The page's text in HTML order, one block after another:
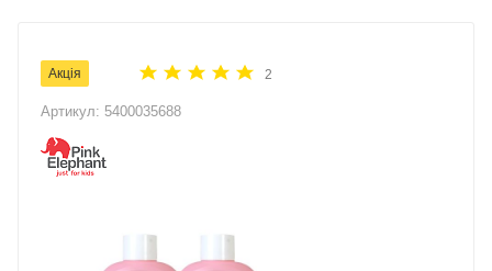
Акція 2
Артикул: 5400035688